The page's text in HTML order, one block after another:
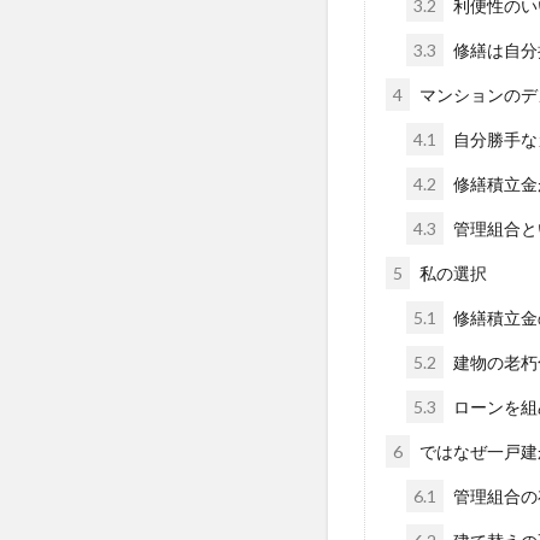
3.2 利便性の
3.3 修繕は自
4 マンションの
4.1 自分勝手
4.2 修繕積立
4.3 管理組合
5 私の選択
5.1 修繕積立
5.2 建物の老
5.3 ローンを
6 ではなぜ一戸
6.1 管理組合